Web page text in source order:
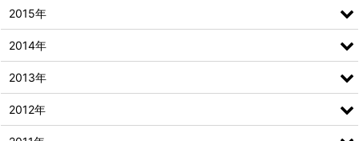
2015年
2014年
2013年
2012年